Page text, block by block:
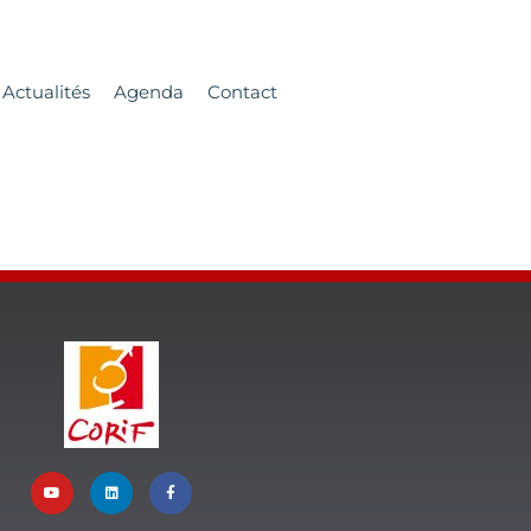
Actualités Agenda Contact